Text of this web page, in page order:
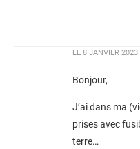
LE 8 JANVIER
Bonjour,
J’ai dans ma
prises avec
terre…